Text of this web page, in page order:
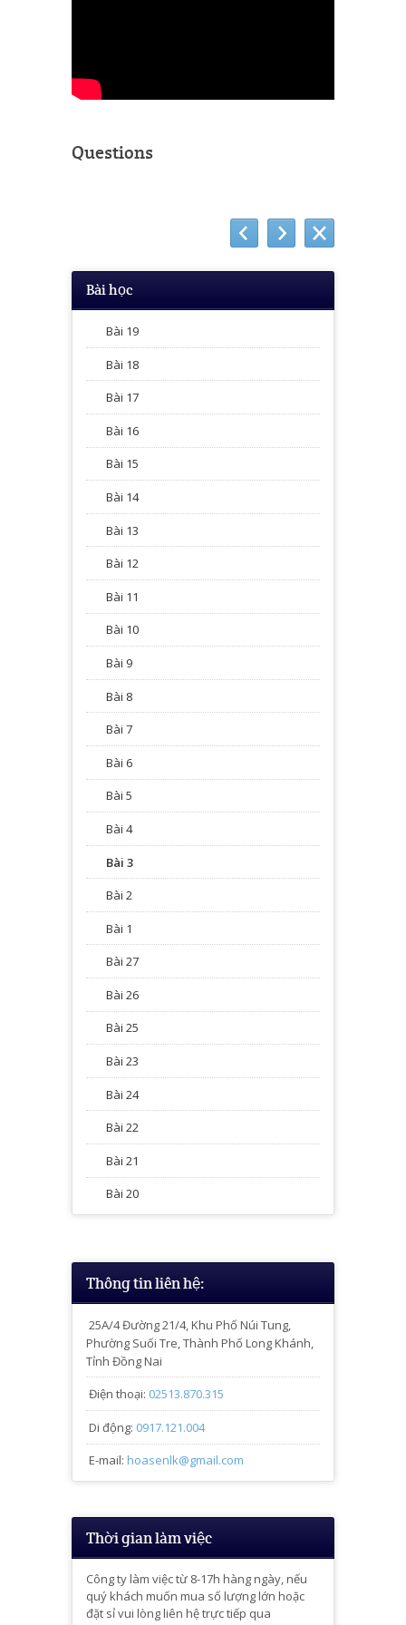
Questions
Bài học
Bài 19
Bài 18
Bài 17
Bài 16
Bài 15
Bài 14
Bài 13
Bài 12
Bài 11
Bài 10
Bài 9
Bài 8
Bài 7
Bài 6
Bài 5
Bài 4
Bài 3
Bài 2
Bài 1
Bài 27
Bài 26
Bài 25
Bài 23
Bài 24
Bài 22
Bài 21
Bài 20
Thông tin liên hệ:
25A/4Đường 21/4, Khu Phố Núi Tung,
Phường Suối Tre, Thành Phố Long Khánh,
Tỉnh Đồng Nai
Điện thoại: 02513.870.315
Di động: 0917.121.004
E-mail: hoasenlk@gmail.com
Thời gian làm việc
Công ty làm việc từ 8-17h hàng ngày, nếu
quý khách muốn mua số lượng lớn hoặc
đặt sỉ vui lòng liên hệ trực tiếp qua